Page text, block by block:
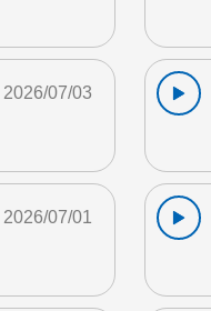
2026/07/03
2026/07/01